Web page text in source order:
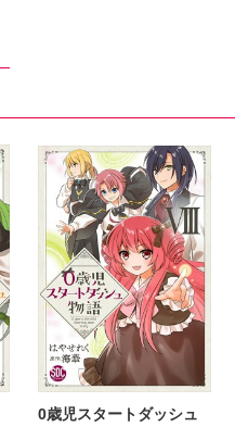
0歳児スタートダッシュ